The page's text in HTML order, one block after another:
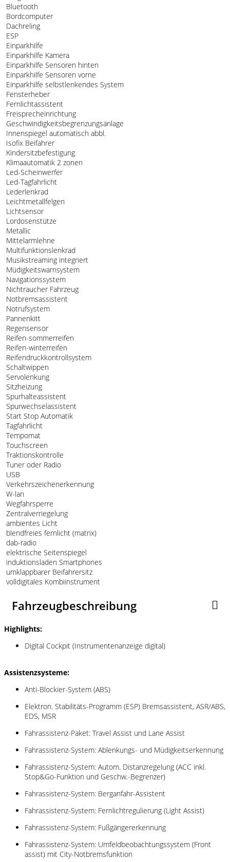
Bluetooth
Bordcomputer
Dachreling
ESP
Einparkhilfe
Einparkhilfe Kamera
Einparkhilfe Sensoren hinten
Einparkhilfe Sensoren vorne
Einparkhilfe selbstlenkendes System
Fensterheber
Fernlichtassistent
Freisprecheinrichtung
Geschwindigkeitsbegrenzungsanlage
Innenspiegel automatisch abbl.
Isofix Beifahrer
Kindersitzbefestigung
Klimaautomatik 2 zonen
Led-Scheinwerfer
Led-Tagfahrlicht
Lederlenkrad
Leichtmetallfelgen
Lichtsensor
Lordosenstütze
Metallic
Mittelarmlehne
Multifunktionslenkrad
Musikstreaming integriert
Müdigkeitswarnsystem
Navigationssystem
Nichtraucher Fahrzeug
Notbremsassistent
Notrufsystem
Pannenkitt
Regensensor
Reifen-sommerreifen
Reifen-winterreifen
Reifendruckkontrollsystem
Schaltwippen
Servolenkung
Sitzheizung
Spurhalteassistent
Spurwechselassistent
Start Stop Automatik
Tagfahrlicht
Tempomat
Touchscreen
Traktionskontrolle
Tuner oder Radio
USB
Verkehrszeichenerkennung
W-lan
Wegfahrsperre
Zentralverriegelung
ambientes Licht
blendfreies fernlicht (matrix)
dab-radio
elektrische Seitenspiegel
induktionsladen Smartphones
umklappbarer Beifahrersitz
volldigitales Kombiinstrument
Fahrzeugbeschreibung
Highlights:
Digital Cockpit (Instrumentenanzeige digital)
Assistenzsysteme:
Anti-Blockier-System (ABS)
Elektron. Stabilitäts-Programm (ESP) Bremsassistent, ASR/ABS,
EDS, MSR
Fahrassistenz-Paket: Travel Assist und Lane Assist
Fahrassistenz-System: Ablenkungs- und Müdigkeitserkennung
Fahrassistenz-System: Autom. Distanzregelung (ACC inkl.
Stop&Go-Funktion und Geschw.-Begrenzer)
Fahrassistenz-System: Berganfahr-Assistent
Fahrassistenz-System: Fernlichtregulierung (Light Assist)
Fahrassistenz-System: Fußgängererkennung
Fahrassistenz-System: Umfeldbeobachtungssystem (Front
assist) mit City-Notbremsfunktion